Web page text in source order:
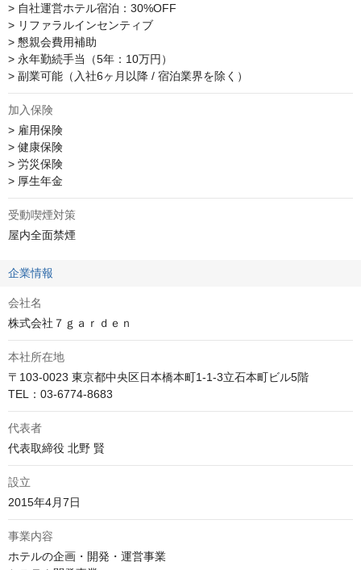
> 自社運営ホテル宿泊：30%OFF
> リファラルインセンティブ
> 懇親会費用補助
> 永年勤続手当（5年：10万円）
> 副業可能（入社6ヶ月以降 / 宿泊業界を除く）
加入保険
> 雇用保険
> 健康保険
> 労災保険
> 厚生年金
受動喫煙対策
屋内全面禁煙
企業情報
会社名
株式会社７ｇａｒｄｅｎ
本社所在地
〒103-0023 東京都中央区日本橋本町1-1-3立石本町ビル5階
TEL：03-6774-8683
代表者
代表取締役 北野 賢
設立
2015年4月7日
事業内容
ホテルの企画・開発・運営事業